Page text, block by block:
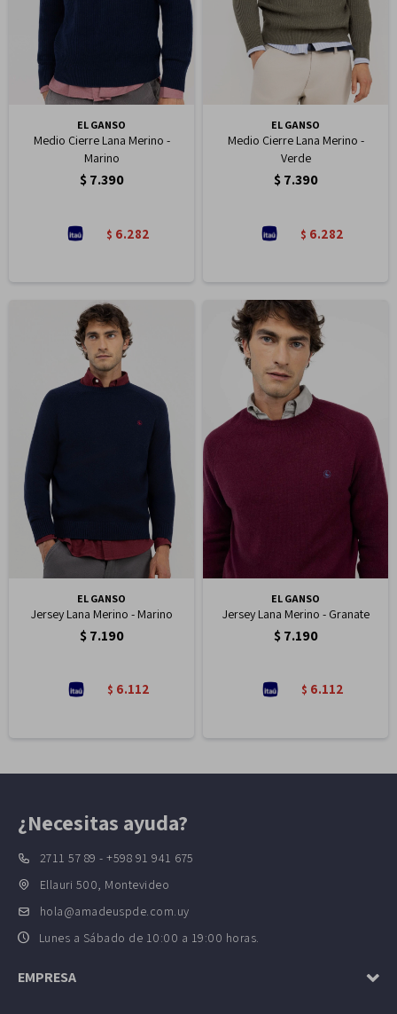
EL GANSO
Medio Cierre Lana Merino -
Marino
$ 7.390
$ 6.282
EL GANSO
Medio Cierre Lana Merino -
Verde
$ 7.390
$ 6.282
EL GANSO
Jersey Lana Merino - Marino
$ 7.190
$ 6.112
EL GANSO
Jersey Lana Merino - Granate
$ 7.190
$ 6.112
¿Necesitas ayuda?
2711 57 89 - +598 91 941 675
Ellauri 500, Montevideo
hola@amadeuspde.com.uy
Lunes a Sábado de 10:00 a 19:00 horas.
EMPRESA